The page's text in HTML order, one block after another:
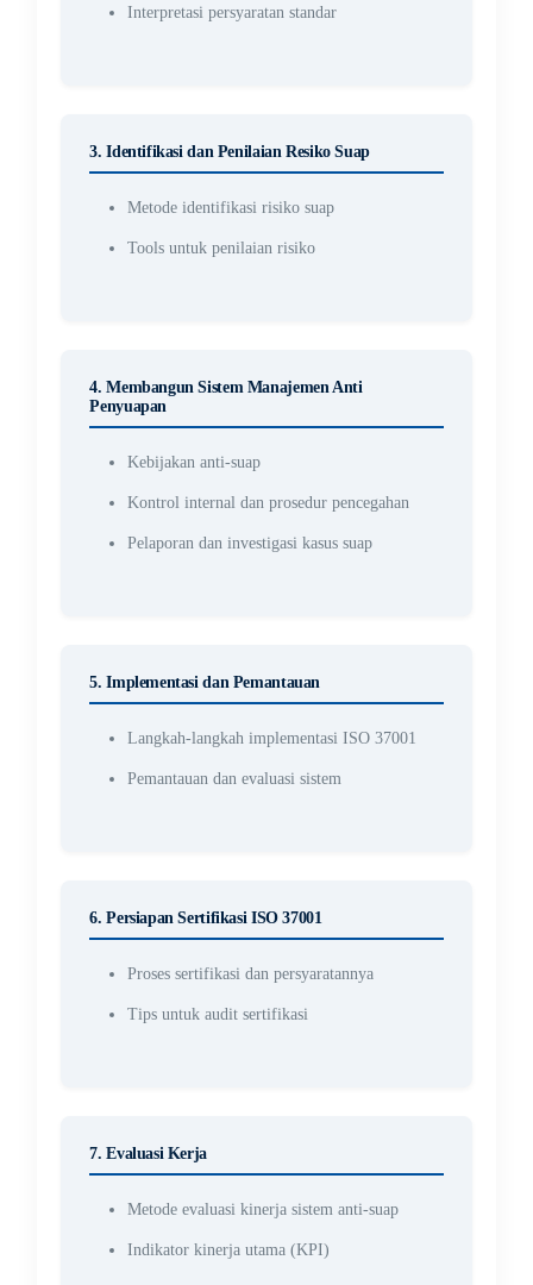
Interpretasi persyaratan standar
3. Identifikasi dan Penilaian Resiko Suap
Metode identifikasi risiko suap
Tools untuk penilaian risiko
4. Membangun Sistem Manajemen Anti
Penyuapan
Kebijakan anti-suap
Kontrol internal dan prosedur pencegahan
Pelaporan dan investigasi kasus suap
5. Implementasi dan Pemantauan
Langkah-langkah implementasi ISO 37001
Pemantauan dan evaluasi sistem
6. Persiapan Sertifikasi ISO 37001
Proses sertifikasi dan persyaratannya
Tips untuk audit sertifikasi
7. Evaluasi Kerja
Metode evaluasi kinerja sistem anti-suap
Indikator kinerja utama (KPI)